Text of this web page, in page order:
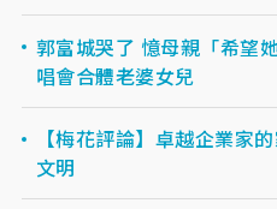
郭富城哭了 憶母親「希望
唱會合體老婆女兒
【梅花評論】卓越企業
文明